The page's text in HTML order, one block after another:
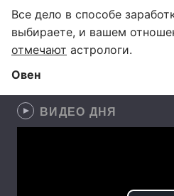
Все дело в способе
выбираете, и вашем
отмечают астрологи.
Овен
ВИДЕО ДНЯ